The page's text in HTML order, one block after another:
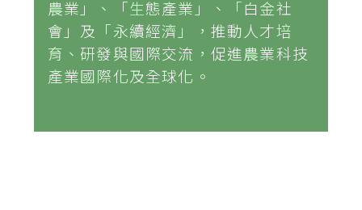
農業」、「生態產業」、「白金社
會」及「永續經濟」，推動人才培
育、研發與國際交流，促進農業科技
產業國際化及全球化。